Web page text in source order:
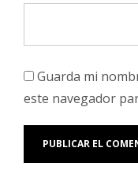
Guarda mi
este navegador